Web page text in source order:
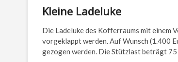
Kleine Ladeluke
Die Ladeluke des Kofferraums mit einem
vorgeklappt werden. Auf Wunsch (1.400
gezogen werden. Die Stützlast beträgt